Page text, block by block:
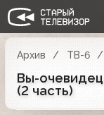
Архив ТВ-6
Вы-
(2 часть)